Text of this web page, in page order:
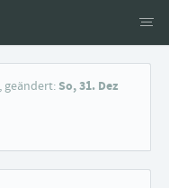
, geändert:So, 31. Dez